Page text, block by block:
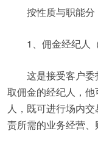
按性质与职能分
1、佣金经纪人
这是接受客户
取佣金的经纪人，
人，既可进行场内
责所需的业务经营、